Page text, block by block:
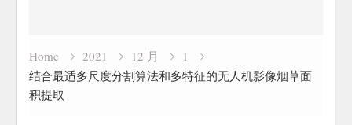
Home 2021 12 月
1
结合最适多尺度分割算法和多特征的无人机影像烟草面
积提取